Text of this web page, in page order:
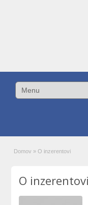
Domov » O inzerentovi
O inzerentovi